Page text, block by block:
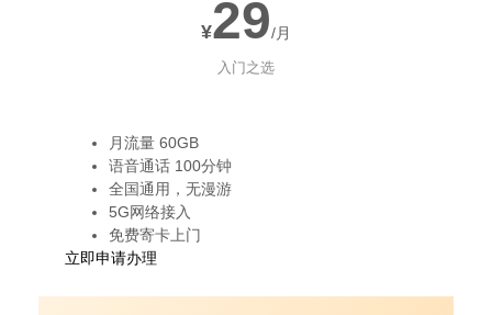
¥29/月
入门之选
月流量 60GB
语音通话 100分钟
全国通用，无漫游
5G网络接入
免费寄卡上门
立即申请办理